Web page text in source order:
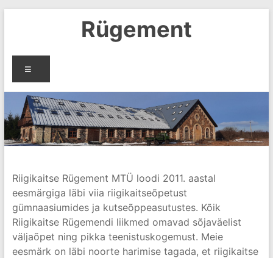
Rügement
Riigikaitse Rügement MTÜ loodi 2011. aastal
eesmärgiga läbi viia riigikaitseõpetust
gümnaasiumides ja kutseõppeasutustes. Kõik
Riigikaitse Rügemendi liikmed omavad sõjaväelist
väljaõpet ning pikka teenistuskogemust. Meie
eesmärk on läbi noorte harimise tagada, et riigikaitse